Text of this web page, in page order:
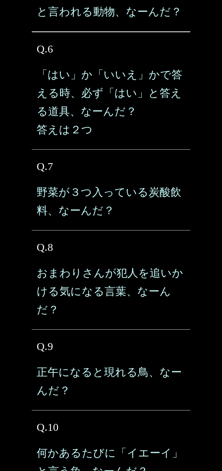
と言われる動物、なーんだ？
Q.6
「はい」か「いいえ」かで答
える時、必ず「はい」と答え
る道具、なーんだ？
答えは２つ
Q.7
野菜が３つ入っている炭酸飲
料、なーんだ？
Q.8
おまわりさんが犯人を追いか
ける気になる言葉、なーん
だ？
Q.9
正午になると現れる鳥、なー
んだ？
Q.10
何かあるたびに「イエーイ」